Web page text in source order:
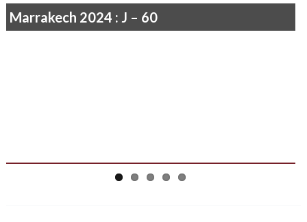
Marrakech 2024 : J – 60